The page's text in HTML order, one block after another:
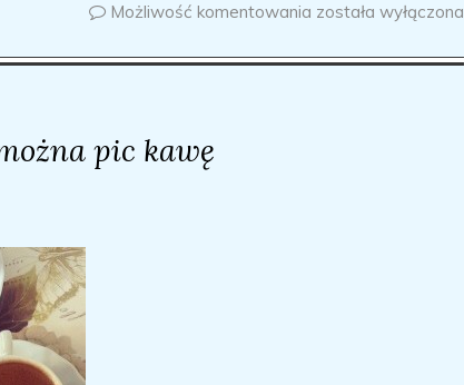
Możliwość komentowania została wyłączona
pic kawę